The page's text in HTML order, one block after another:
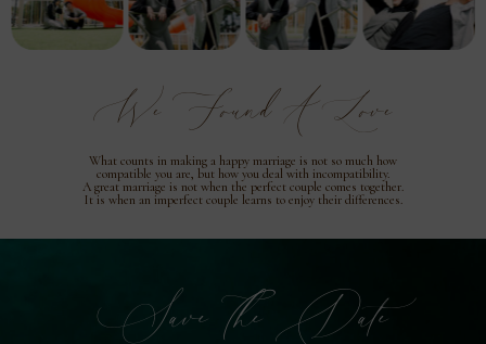
We Found A Love
What counts in making a happy marriage is not so much how
compatible you are, but how you deal with incompatibility.
A great marriage is not when the perfect couple comes together.
It is when an imperfect couple learns to enjoy their differences.
Save The Date